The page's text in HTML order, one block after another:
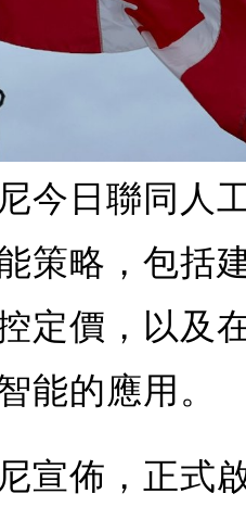
今日聯同人
策略，包括
定價，以及
能的應用。
宣佈，正式